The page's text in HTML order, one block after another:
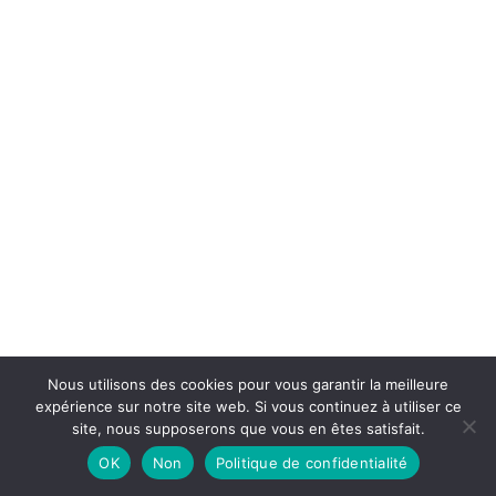
Nous utilisons des cookies pour vous garantir la meilleure
expérience sur notre site web. Si vous continuez à utiliser ce
site, nous supposerons que vous en êtes satisfait.
OK
Non Politique de confidentialité